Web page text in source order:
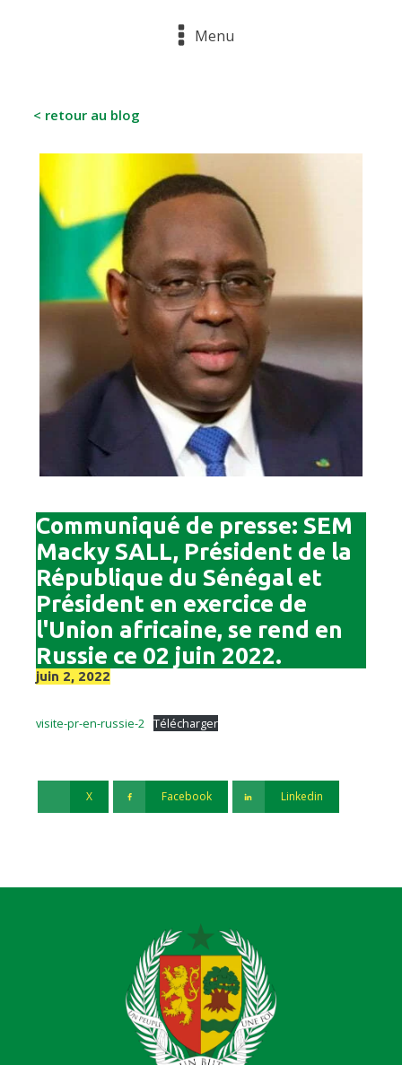
Menu
< retour au blog
Communiqué de presse: SEM
Macky SALL, Président de la
République du Sénégal et
Président en exercice de
l'Union africaine, se rend en
Russie ce 02 juin 2022.
juin 2, 2022
visite-pr-en-russie-2 Télécharger
X Facebook Linkedin